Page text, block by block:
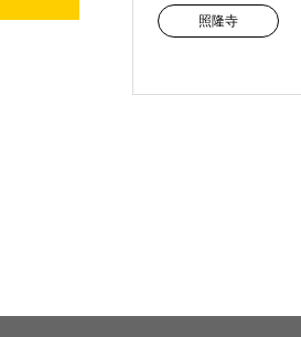
照隆寺